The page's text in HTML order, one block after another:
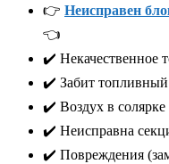
👉 Неисправен
👈
✔️ Некачественное
✔️ Забит топливный
✔️ Воздух в солярке
✔️ Неисправна
✔️ Повреждения